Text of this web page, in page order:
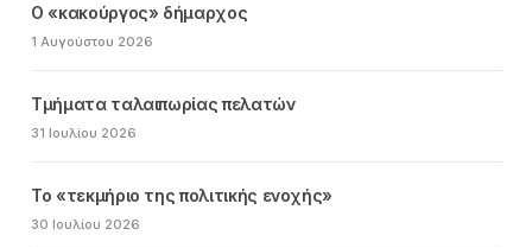
Ο «κακούργος» δήμαρχος
1 Αυγούστου 2026
Τμήματα ταλαιπωρίας πελατών
31 Ιουλίου 2026
Το «τεκμήριο της πολιτικής ενοχής»
30 Ιουλίου 2026